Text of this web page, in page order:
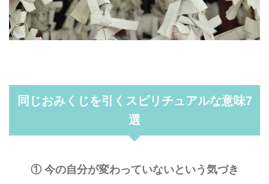
同じおみくじを引くスピリチュアルな意味7
選
① 今の自分が変わっていないという気づき